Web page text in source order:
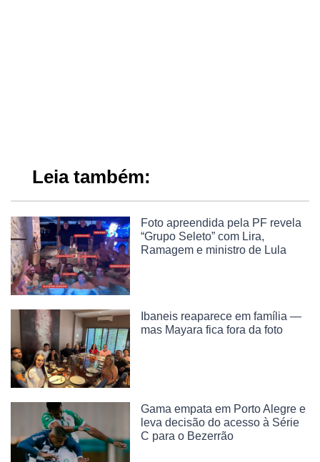
Leia também:
Foto apreendida pela PF revela
“Grupo Seleto” com Lira,
Ramagem e ministro de Lula
Ibaneis reaparece em família —
mas Mayara fica fora da foto
Gama empata em Porto Alegre e
leva decisão do acesso à Série
C para o Bezerrão